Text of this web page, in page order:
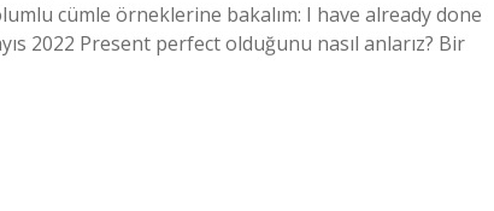
cümle örneklerine bakalım: I have already done
2022 Present perfect olduğunu nasıl anlarız? Bir